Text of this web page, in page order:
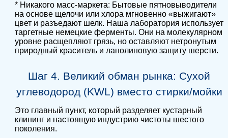
* Никакого масс-маркета: Бытовые пятновыводители
на основе щелочи или хлора мгновенно «выжигают»
цвет и разъедают шелк. Наша лаборатория использует
таргетные немецкие ферменты. Они на молекулярном
уровне расщепляют грязь, но оставляют нетронутым
природный краситель и ланолиновую защиту шерсти.
Шаг 4. Великий обман рынка: Сухой
углеводород (KWL) вместо стирки/мойки
Это главный пункт, который разделяет кустарный
клининг и настоящую индустрию чистоты шестого
поколения.